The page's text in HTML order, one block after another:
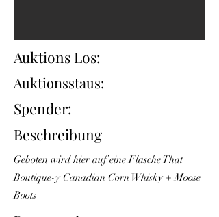
Auktions Los:
Auktionsstaus:
Spender:
Beschreibung
Geboten wird hier auf eine Flasche That
Boutique-y Canadian Corn Whisky + Moose
Boots